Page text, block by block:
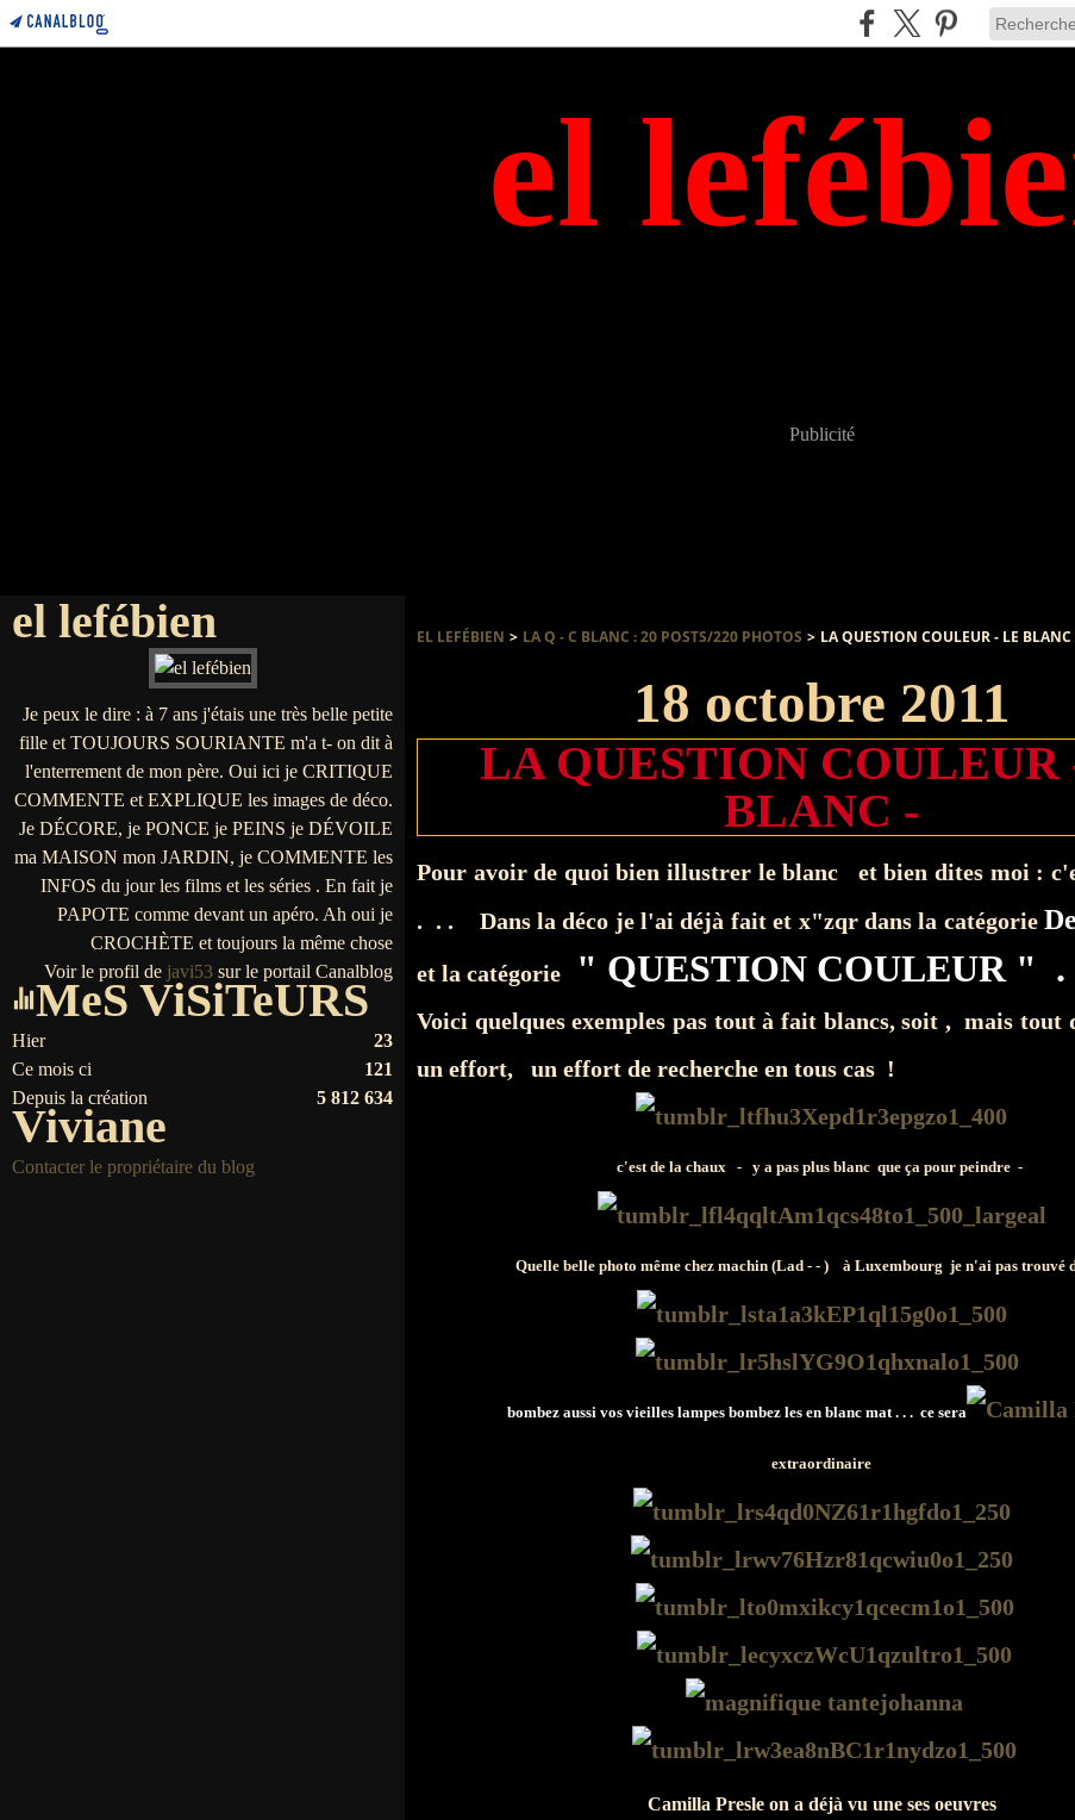
el
Publicité
el lefébien
Je peux le dire : à 7 ans j'étais une très belle petite
fille et TOUJOURS SOURIANTE m'a t- on dit à
l'enterrement de mon père. Oui ici je CRITIQUE
COMMENTE et EXPLIQUE les images de déco.
Je DÉCORE, je PONCE je PEINS je DÉVOILE
ma MAISON mon JARDIN, je COMMENTE les
INFOS du jour les films et les séries . En fait je
PAPOTE comme devant un apéro. Ah oui je
CROCHÈTE et toujours la même chose
Voir le profil de javi53 sur le portail Canalblog
MeS ViSiTeURS
Hier
23
Ce mois ci
121
Depuis la création
5 812 634
Viviane
Contacter le propriétaire du blog
EL LEFÉBIEN > LA Q - C BLANC : 20 POSTS/220 PHOTOS > LA QUESTION COULEUR - LE BLANC
18 octobre 2011
LA QUESTION COULEUR
BLANC -
Pour avoir de quoi bien illustrer le blanc et bien dites moi :
. . . Dans la déco je l'ai déjà fait et x"zqr dans la catégorie
et la catégorie " QUESTION COULEUR " .
Voici quelques exemples pas tout à fait blancs, soit , mais tout
un effort, un effort de recherche en tous cas !
c'est de la chaux - y a pas plus blanc que ça pour peindre -
Quelle belle photo même chez machin (Lad - - ) à Luxembourg je n'ai pas trouvé
bombez aussi vos vieilles lampes bombez les en blanc mat . . . ce sera
extraordinaire
Camilla Presle on a déjà vu une ses oeuvres